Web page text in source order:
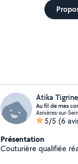
Atika Tigrine
Au fil de mes
Asnières-sur-
5/5 (6
Présentation
Couturière qualifiée